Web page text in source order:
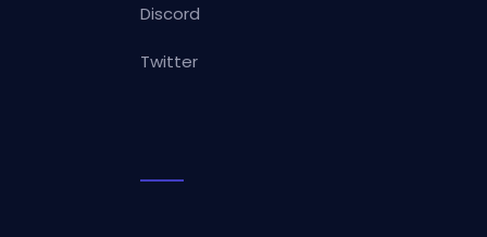
Discord
Twitter